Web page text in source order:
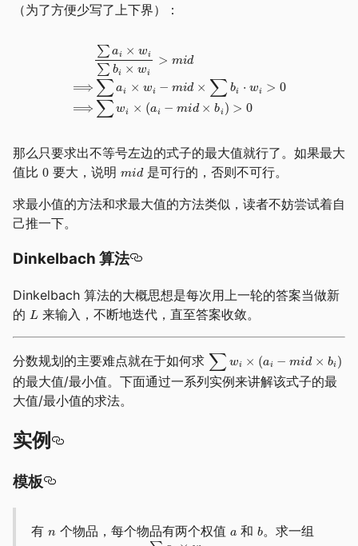
（为了方便少写了上下界）：
那么只要求出不等号左边的式子的最大值就行了。如果最大
值比
要大，说明
是可行的，否则不可行。
求最小值的方法和求最大值的方法类似，读者不妨尝试着自
己推一下。
Dinkelbach 算法
Dinkelbach 算法的大概思想是每次用上一轮的答案当做新
的
来输入，不断地迭代，直至答案收敛。
分数规划的主要难点就在于如何求
的最大值/最小值。下面通过一系列实例来讲解该式子的最
大值/最小值的求法。
实例
模板
有 个物品，每个物品有两个权值 和 。求一组